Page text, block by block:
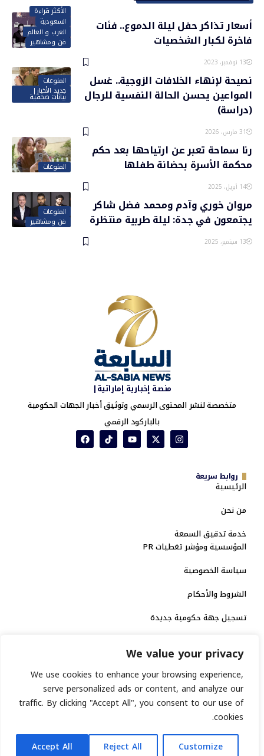
We value your privacy
We use cookies to enhance your browsing experience,
serve personalized ads or content, and analyze our
traffic. By clicking "Accept All", you consent to our use of
cookies.
Customize
Reject All
Accept All
الأكثر قراءة
السعودية
العرب و العالم
فن ومشاهير
أسعار تذاكر حفل ليلة الدموع.. فئات
فاخرة لكبار الشخصيات
13 نوفمبر، 2023
المنوعات
جديد الأخبار|
بيانات صحفية
نصيحة لإنهاء الخلافات الزوجية.. غسل
المواعين يحسن الحالة النفسية للرجال
(دراسة)
31 مارس، 2026
المنوعات
رنا سماحة تعبر عن ارتياحها بعد حكم
محكمة الأسرة بحضانة طفلها
14 أبريل، 2025
المنوعات
فن ومشاهير
مروان خوري وآدم ومحمد فضل شاكر
يجتمعون في جدة: ليلة طربية منتظرة
13 سبتمبر، 2025
منصة إخبارية إماراتية|
متخصصة لنشر المحتوى الرسمي وتوثيق أخبار الجهات الحكومية
بالباركود الرقمي
روابط سريعة
الرئيسية
من نحن
خدمة تدقيق السمعة
المؤسسية ومؤشر تغطيات PR
سياسة الخصوصية
الشروط والأحكام
تسجيل جهة حكومية جديدة
الاعتماد الرسمي
منصة إخبارية مرخصة
رقم الترخيص الاتحادي : 8793134
جميع حقوق التوثيق الرقمي محفوظة لمنصة السابعة © 2026. AR
انشر خبرك